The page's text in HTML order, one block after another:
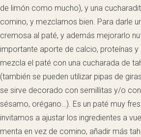
de limón como mucho), y una
comino, y mezclamos bien. Para darle
cremosa al paté, y además mejorarlo
importante aporte de calcio, proteínas y
mezcla el paté con una cucharada de
(también se pueden utilizar pipas de
se sirve decorado con semillitas y/o
sésamo, orégano…). Es un paté muy
invitamos a ajustar los ingredientes a
menta en vez de comino, añadir más